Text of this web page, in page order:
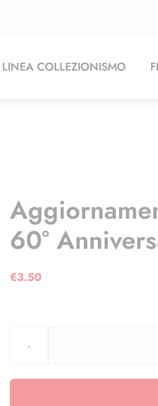
LINEA COLLEZIONISMO
60°
€3.50